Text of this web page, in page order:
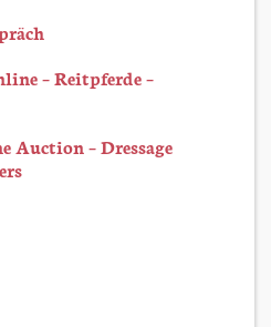
– Reitpferde –
Auction – Dressage